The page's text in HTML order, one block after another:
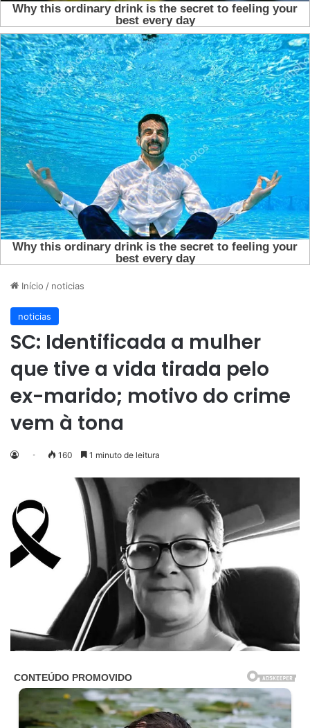
Início / noticias
noticias
SC: Identificada a mulher
que tive a vida tirada pelo
ex-marido; motivo do crime
vem à tona
160 1 minuto de leitura